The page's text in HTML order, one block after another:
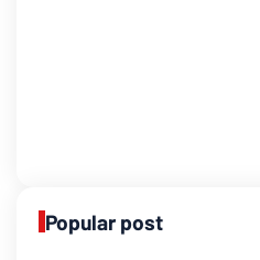
Popular post